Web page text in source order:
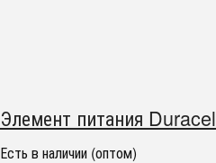
Элемент питания
Есть в наличии (оптом)